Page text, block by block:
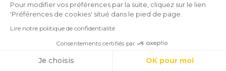
support très disponible,
ou encore intégrer des
documents précis ?
différents
Pour modifier vos préférences par la suite, cliquez sur le lien
'Préférences de cookies' situé dans le pied de page.
Lire notre politique de confidentialité
Consentements certifiés par
Je choisis OK pour moi
Cookies